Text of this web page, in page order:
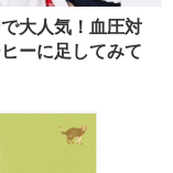
大人気！血圧対
ーに足してみて